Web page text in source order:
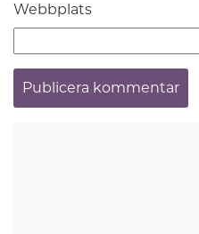
Webbplats